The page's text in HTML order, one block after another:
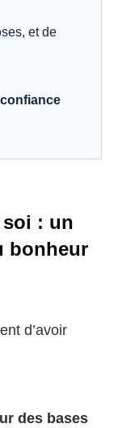
et de
confiance
soi : un
bonheur
d’avoir
des bases